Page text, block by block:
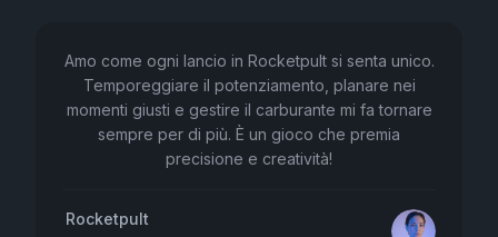
Amo come ogni lancio in Rocketpult si senta unico.
Temporeggiare il potenziamento, planare nei
momenti giusti e gestire il carburante mi fa tornare
sempre per di più. È un gioco che premia
precisione e creatività!
Rocketpult